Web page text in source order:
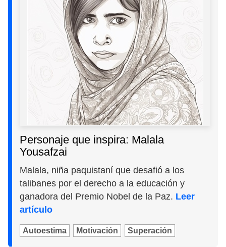
Personaje que inspira: Malala
Yousafzai
Malala, niña paquistaní que desafió a los
talibanes por el derecho a la educación y
ganadora del Premio Nobel de la Paz. Leer
artículo
Autoestima Motivación Superación